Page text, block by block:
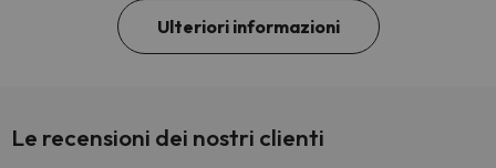
Ulteriori informazioni
Le recensioni dei nostri clienti